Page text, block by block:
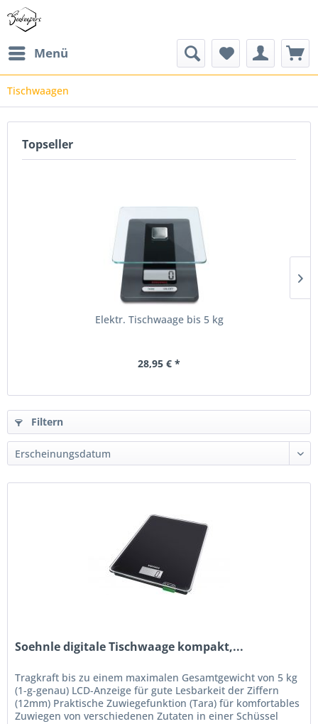
Menü
Tischwaagen
Topseller
Elektr. Tischwaage bis 5 kg
28,95 € *
Filtern
Soehnle digitale Tischwaage kompakt,...
Tragkraft bis zu einem maximalen Gesamtgewicht von 5 kg
(1-g-genau) LCD-Anzeige für gute Lesbarkeit der Ziffern
(12mm) Praktische Zuwiegefunktion (Tara) für komfortables
Zuwiegen von verschiedenen Zutaten in einer Schüssel